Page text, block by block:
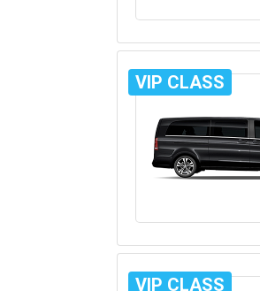
VIP CLASS
VIP CLASS